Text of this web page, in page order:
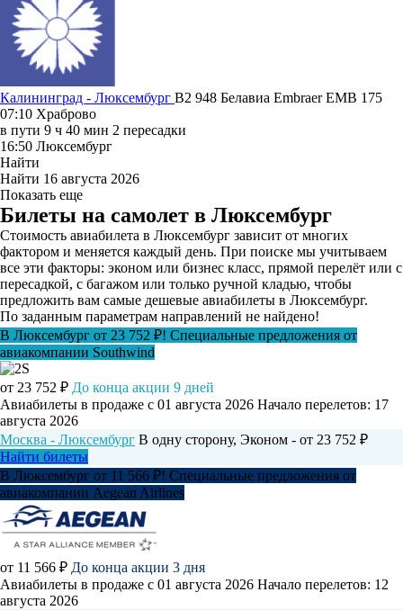
Калининград - Люксембург B2 948 Белавиа Embraer EMB 175
07:10 Храброво
в пути 9 ч 40 мин 2 пересадки
16:50 Люксембург
Найти
Найти 16 августа 2026
Показать еще
Билеты на самолет в Люксембург
Стоимость авиабилета в Люксембург зависит от многих
фактором и меняется каждый день. При поиске мы учитываем
все эти факторы: эконом или бизнес класс, прямой перелёт или с
пересадкой, с багажом или только ручной кладью, чтобы
предложить вам самые дешевые авиабилеты в Люксембург.
По заданным параметрам направлений не найдено!
В Люксембург от 23 752 ₽! Специальные предложения от
авиакомпании Southwind
от 23 752 ₽ До конца акции 9 дней
Авиабилеты в продаже с 01 августа 2026 Начало перелетов: 17
августа 2026
Москва - Люксембург В одну сторону, Эконом - от 23 752 ₽
Найти билеты
В Люксембург от 11 566 ₽! Специальные предложения от
авиакомпании Aegean Airlines
от 11 566 ₽ До конца акции 3 дня
Авиабилеты в продаже с 01 августа 2026 Начало перелетов: 12
августа 2026